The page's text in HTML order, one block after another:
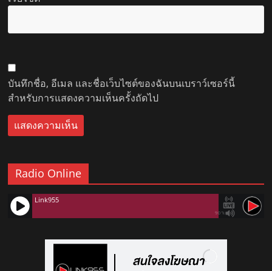
บันทึกชื่อ, อีเมล และชื่อเว็บไซต์ของฉันบนเบราว์เซอร์นี้
สำหรับการแสดงความเห็นครั้งถัดไป
Radio Online
90%
Link955